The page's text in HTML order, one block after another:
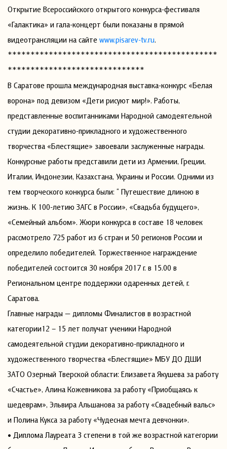
Открытие Всероссийского открытого конкурса-фестиваля
«Галактика» и гала-концерт были показаны в прямой
видеотрансляции на сайте www.pisarev-tv.ru.
**********************************************
******************************
В Саратове прошла международная выставка-конкурс «Белая
ворона» под девизом «Дети рисуют мир!». Работы,
представленные воспитанниками Народной самодеятельной
студии декоративно-прикладного и художественного
творчества «Блестящие» завоевали заслуженные награды.
Конкурсные работы представили дети из Армении, Греции,
Италии, Индонезии, Казахстана, Украины и России. Одними из
тем творческого конкурса были: “ Путешествие длиною в
жизнь. К 100-летию ЗАГС в России», «Свадьба будущего»,
«Семейный альбом». Жюри конкурса в составе 18 человек
рассмотрело 725 работ из 6 стран и 50 регионов России и
определило победителей. Торжественное награждение
победителей состоится 30 ноября 2017 г. в 15.00 в
Региональном центре поддержки одаренных детей, г.
Саратова.
Главные награды — дипломы Финалистов в возрастной
категории12 – 15 лет получат ученики Народной
самодеятельной студии декоративно-прикладного и
художественного творчества «Блестящие» МБУ ДО ДШИ
ЗАТО Озерный Тверcкой области: Елизавета Якушева за работу
«Счастье», Алина Кожевникова за работу «Приобщаясь к
шедеврам», Эльвира Альшанова за работу «Свадебный вальс»
и Полина Кукса за работу «Чудесная мечта девчонки».
• Диплома Лауреата 3 степени в той же возрастной категории